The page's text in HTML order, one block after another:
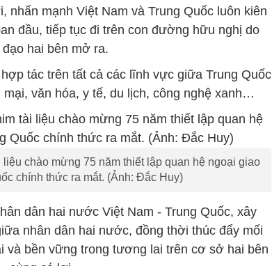
mạnh Việt Nam và Trung Quốc luôn kiên
đầu, tiếp tục đi trên con đường hữu nghị do
đạo hai bên mở ra.
tác trên tất cả các lĩnh vực giữa Trung Quốc
văn hóa, y tế, du lịch, công nghệ xanh…
liệu chào mừng 75 năm thiết lập quan hệ ngoại giao
chính thức ra mắt. (Ảnh: Đắc Huy)
dân hai nước Việt Nam - Trung Quốc, xây
nhân dân hai nước, đồng thời thúc đẩy mối
và bền vững trong tương lai trên cơ sở hai bên